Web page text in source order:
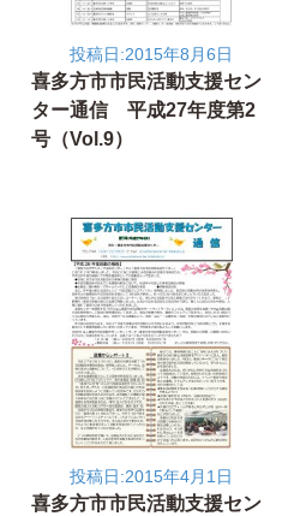
投稿日:2015年8月6日
喜多方市市民活動支援セン
ター通信 平成27年度第2
号（Vol.9）
投稿日:2015年4月1日
喜多方市市民活動支援セン